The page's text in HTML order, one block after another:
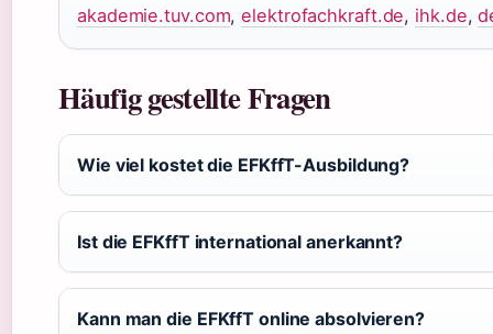
akademie.tuv.com,elektrofachkraft.de, ihk.de,
Häufig gestellte Fragen
Wie viel kostet die EFKffT-Ausbildung?
Ist die EFKffT international anerkannt?
Kann man die EFKffT online absolvieren?